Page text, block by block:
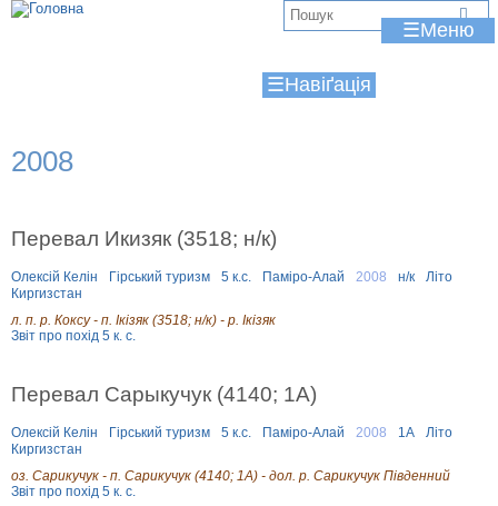
Jump to navigation
☰
☰
2008
Перевал Икизяк (3518; н/к)
Олексій Келін Гірський туризм 5 к.с. Паміро-Алай 2008 н/к
Літо
Киргизстан
л. п. р. Коксу - п. Ікізяк (3518; н/к) - р. Ікізяк
Звіт про похід 5 к. с.
Перевал Сарыкучук (4140; 1А)
Олексій Келін Гірський туризм 5 к.с. Паміро-Алай 2008 1А
Літо
Киргизстан
оз. Сарикучук - п. Сарикучук (4140; 1А) - дол. р. Сарикучук Південний
Звіт про похід 5 к. с.